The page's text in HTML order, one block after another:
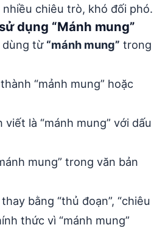
chiêu trò, khó đối phó.
dụng “Mánh mung”
dùng từ “mánh mung” trong
“mảnh mung” hoặc
viết là “mánh mung” với dấu
mung” trong văn bản
bằng “thủ đoạn”, “chiêu
thức vì “mánh mung”